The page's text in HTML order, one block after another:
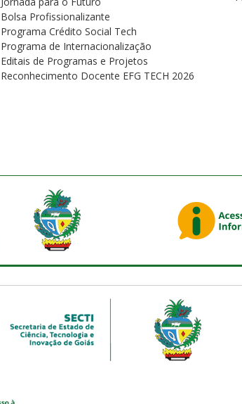
Bolsa Profissionalizante
Programa Crédito Social Tech
Programa de Internacionalização
Editais de Programas e Projetos
Reconhecimento Docente EFG TECH 2026